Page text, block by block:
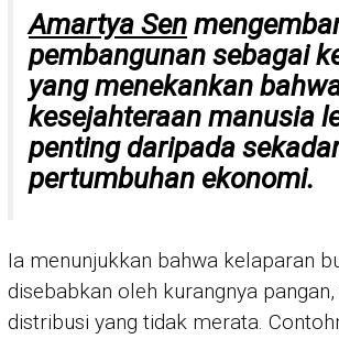
Amartya Sen
pembangunan sebagai
yang menekankan
kesejahteraan manusia
penting daripada
pertumbuhan ekonomi.
Ia menunjukkan bahwa kelaparan
disebabkan oleh kurangnya
distribusi yang tidak merata.